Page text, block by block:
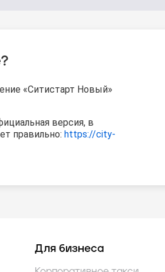
«Ситистарт Новый»
версия, в
правильно: https://city-
Для бизнеса